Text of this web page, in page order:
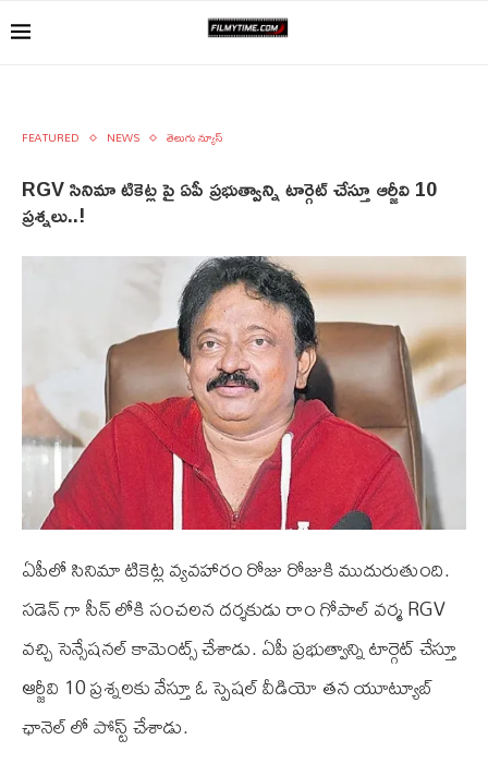
FEATURED NEWS తెలుగు న్యూస్
RGV సినిమా టికెట్ల పై ఏపీ ప్రభుత్వాన్ని టార్గెట్ చేస్తూ ఆర్జీవి 10
ప్రశ్నలు..!
ఏపీలో సినిమా టికెట్ల వ్యవహారం రోజు రోజుకి ముదురుతుంది.
సడెన్ గా సీన్ లోకి సంచలన దర్శకుడు రాం గోపాల్ వర్మ RGV
వచ్చి సెన్సేషనల్ కామెంట్స్ చేశాడు. ఏపీ ప్రభుత్వాన్ని టార్గెట్ చేస్తూ
ఆర్జీవి 10 ప్రశ్నలకు వేస్తూ ఓ స్పెషల్ వీడియో తన యూట్యూబ్
ఛానెల్ లో పోస్ట్ చేశాడు.